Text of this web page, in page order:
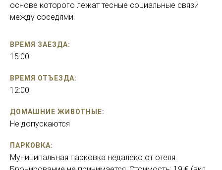
основе которого лежат тесные социальные связи
между соседями.
ВРЕМЯ ЗАЕЗДА:
15:00
ВРЕМЯ ОТЪЕЗДА:
12:00
ДОМАШНИЕ ЖИВОТНЫЕ:
Не допускаются
ПАРКОВКА:
Муниципальная парковка недалеко от отеля.